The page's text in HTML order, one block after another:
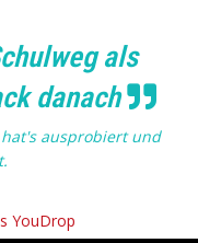
als
danach
ausprobiert und